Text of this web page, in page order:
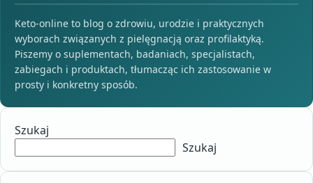
Keto-online to blog o zdrowiu, urodzie i praktycznych
wyborach związanych z pielęgnacją oraz profilaktyką.
Piszemy o suplementach, badaniach, specjalistach,
zabiegach i produktach, tłumacząc ich zastosowanie w
prosty i konkretny sposób.
Szukaj
Szukaj